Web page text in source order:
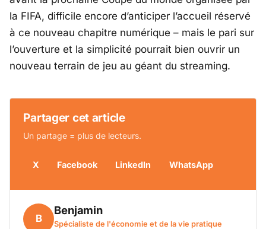
la FIFA, difficile encore d’anticiper l’accueil réservé
à ce nouveau chapitre numérique – mais le pari sur
l’ouverture et la simplicité pourrait bien ouvrir un
nouveau terrain de jeu au géant du streaming.
Partager cet article
Un partage = plus de lecteurs.
X Facebook LinkedIn WhatsApp
B
Benjamin
Spécialiste de l'économie et de la vie pratique